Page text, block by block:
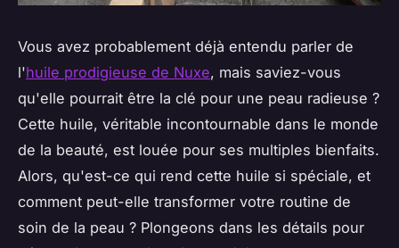
Vous avez probablement déjà entendu parler de
l'huile prodigieuse de Nuxe, mais saviez-vous
qu'elle pourrait être la clé pour une peau radieuse ?
Cette huile, véritable incontournable dans le monde
de la beauté, est louée pour ses multiples bienfaits.
Alors, qu'est-ce qui rend cette huile si spéciale, et
comment peut-elle transformer votre routine de
soin de la peau ? Plongeons dans les détails pour